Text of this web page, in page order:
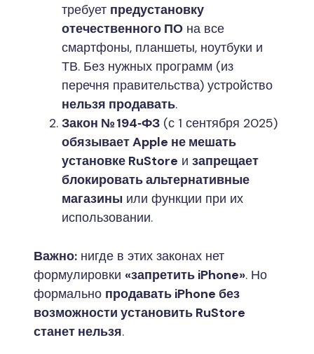
требует предустановку
отечественного ПО на все
смартфоны, планшеты, ноутбуки и
ТВ. Без нужных программ (из
перечня правительства) устройство
нельзя продавать.
Закон № 194‑ФЗ (с 1 сентября 2025)
обязывает Apple не мешать
установке RuStore и запрещает
блокировать альтернативные
магазины или функции при их
использовании.
Важно: нигде в этих законах нет
формулировки «запретить iPhone». Но
формально продавать iPhone без
возможности установить RuStore
станет нельзя.